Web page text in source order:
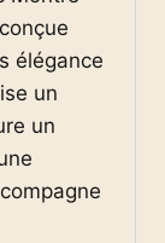
élégance
un
un